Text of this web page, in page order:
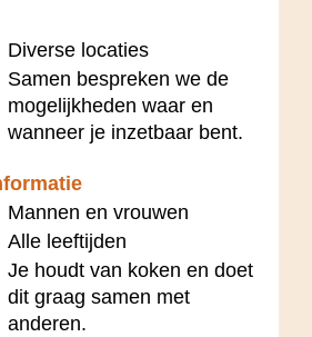
Diverse locaties
Samen bespreken we de
mogelijkheden waar en
wanneer je inzetbaar bent.
Mannen en vrouwen
Alle leeftijden
Je houdt van koken en doet
dit graag samen met
anderen.